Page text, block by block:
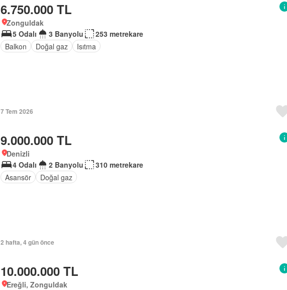
6.750.000 TL
Zonguldak
5 Odalı
3 Banyolu
253 metrekare
Balkon
Doğal gaz Isıtma
7 Tem 2026
9.000.000 TL
Denizli
4 Odalı
2 Banyolu
310 metrekare
Asansör
Doğal gaz
2 hafta, 4 gün önce
10.000.000 TL
Ereğli, Zonguldak